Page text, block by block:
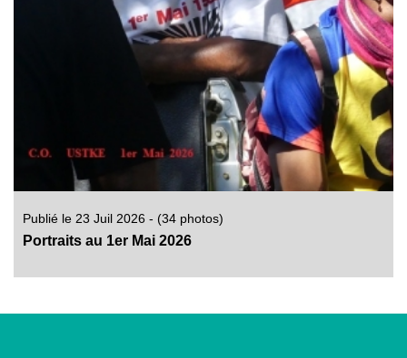
Publié le 23 Juil 2026 - (34 photos)
Portraits au 1er Mai 2026